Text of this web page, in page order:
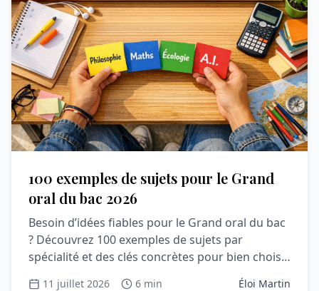
100 exemples de sujets pour le Grand
oral du bac 2026
Besoin d’idées fiables pour le Grand oral du bac
? Découvrez 100 exemples de sujets par
spécialité et des clés concrètes pour bien choisir
11 juillet 2026 6 min Éloi Martin